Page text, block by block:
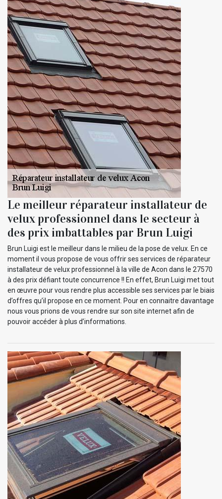
Le meilleur réparateur installateur de
velux professionnel dans le secteur à
des prix imbattables par Brun Luigi
Brun Luigi est le meilleur dans le milieu de la pose de velux. En ce
moment il vous propose de vous offrir ses services de réparateur
installateur de velux professionnel à la ville de Acon dans le 27570
à des prix défiant toute concurrence !! En effet, Brun Luigi met tout
en œuvre pour vous rendre plus accessible ses services par le biais
d’offres qu’il propose en ce moment. Pour en connaitre davantage
nous vous prions de vous rendre sur son site internet afin de
pouvoir accéder à plus d’informations.